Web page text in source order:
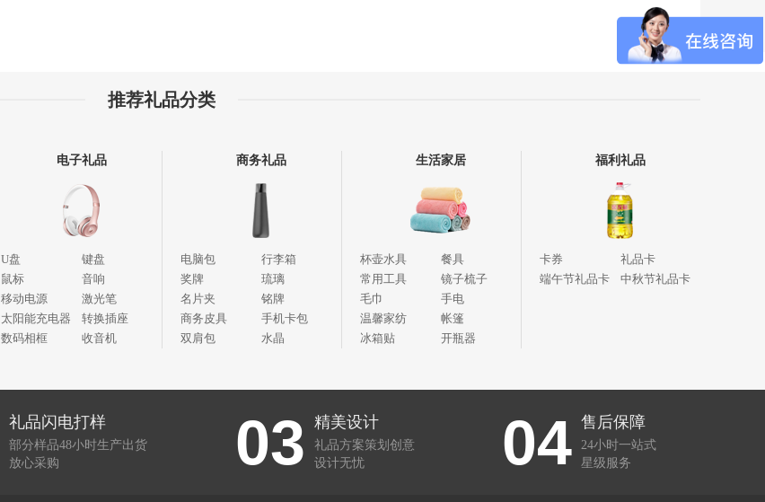
推荐礼品分类
电子礼品
U盘
键盘
鼠标
音响
移动电源
激光笔
太阳能充电器
转换插座
数码相框
收音机
商务礼品
电脑包
行李箱
奖牌
琉璃
名片夹
铭牌
商务皮具
手机卡包
双肩包
水晶
生活家居
杯壶水具
餐具
常用工具
镜子梳子
毛巾
手电
温馨家纺
帐篷
冰箱贴
开瓶器
福利礼品
卡券
礼品卡
端午节礼品卡
中秋节礼品卡
礼品闪电打样
部分样品48小时生产出货
放心采购
03 精美设计
礼品方案策划创意
设计无忧
04 售后保障
24小时一站式
星级服务